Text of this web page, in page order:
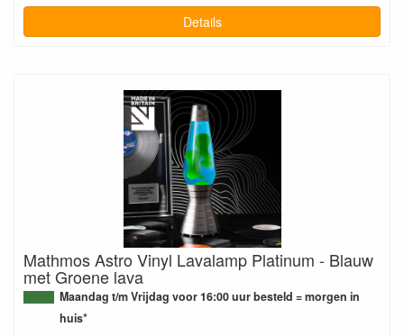
Details
Mathmos Astro Vinyl Lavalamp Platinum - Blauw
met Groene lava
Maandag t/m Vrijdag voor 16:00 uur besteld = morgen in
huis*